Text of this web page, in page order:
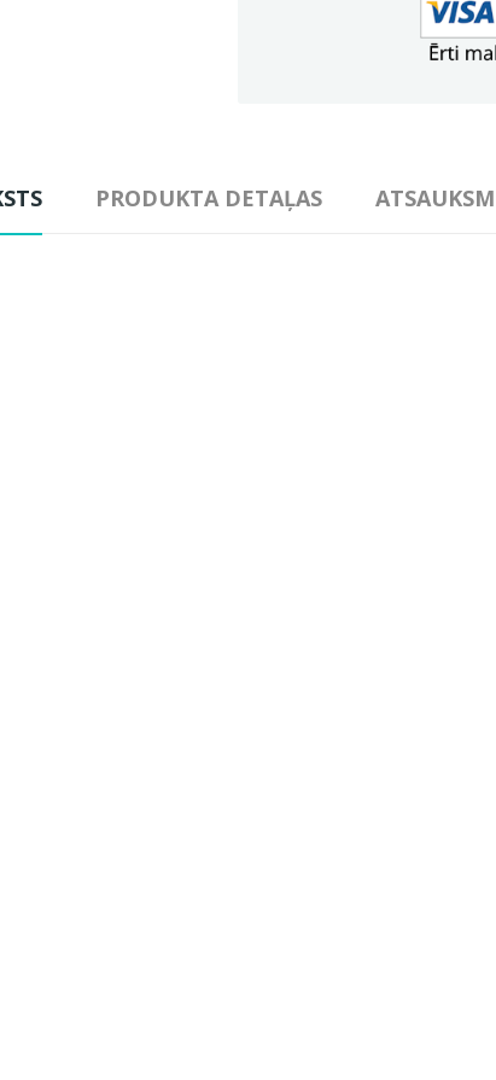
PRODUKTA DETAĻAS